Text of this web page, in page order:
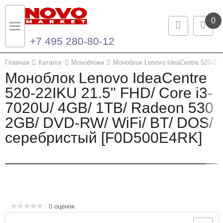
0
+7 495 280-80-12
Главная Каталог Моноблоки Моноблок Lenovo IdeaCentre 520-
Моноблок Lenovo IdeaCentre
520-22IKU 21.5" FHD/ Core i3-
7020U/ 4GB/ 1TB/ Radeon 530
2GB/ DVD-RW/ WiFi/ BT/ DOS/
серебристый [F0D500E4RK]
0 оценок
Назад
Каталог продукции
Ноутбуки и ультрабуки
Компьютеры
Назад
Контакты
Контактная информация